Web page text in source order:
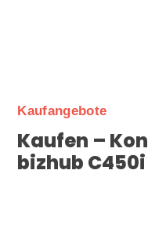
Kaufangebote
Kaufen –
bizhub C450i